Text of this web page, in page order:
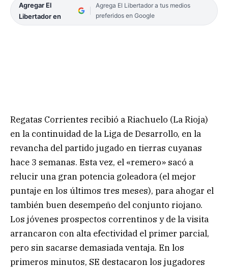
Agregar El
Libertador en
Agrega El Libertador a tus medios
preferidos en Google
Regatas Corrientes recibió a Riachuelo (La Rioja)
en la continuidad de la Liga de Desarrollo, en la
revancha del partido jugado en tierras cuyanas
hace 3 semanas. Esta vez, el «remero» sacó a
relucir una gran potencia goleadora (el mejor
puntaje en los últimos tres meses), para ahogar el
también buen desempeño del conjunto riojano.
Los jóvenes prospectos correntinos y de la visita
arrancaron con alta efectividad el primer parcial,
pero sin sacarse demasiada ventaja. En los
primeros minutos, SE destacaron los jugadores